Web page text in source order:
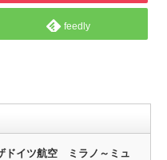
feedly
ドイツ航空 ミラノ～ミュ